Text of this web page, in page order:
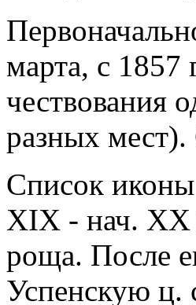
марта, с 1857
чествования
разных мест).
Список
XIX - нач. XX
роща. После
Успенскую ц.